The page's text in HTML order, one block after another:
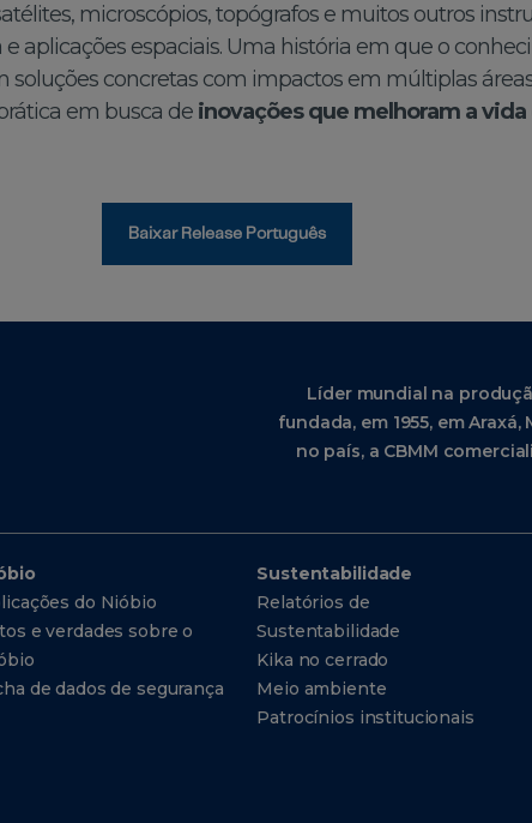
microscópios, topógrafos e muitos outros
aplicações espaciais. Uma história em que o
concretas com impactos em múltiplas
em busca de inovações que melhoram a vida
Baixar Release Português
Líder mundial na
fundada, em 1955, em
no país, a CBMM
do Nióbio
e verdades sobre o
de dados de segurança
Sustentabilidade
Relatórios de
Sustentabilidade
Kika no cerrado
Meio ambiente
Patrocínios institucionais